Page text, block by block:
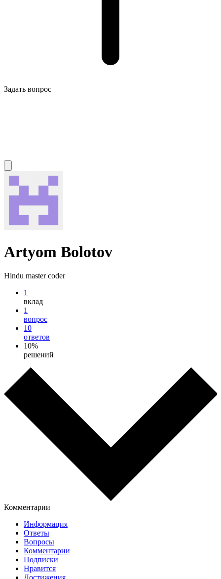
Задать вопрос
Artyom Bolotov
Hindu master coder
1
вклад
1
вопрос
10
ответов
10%
решений
Комментарии
Информация
Ответы
Вопросы
Комментарии
Подписки
Нравится